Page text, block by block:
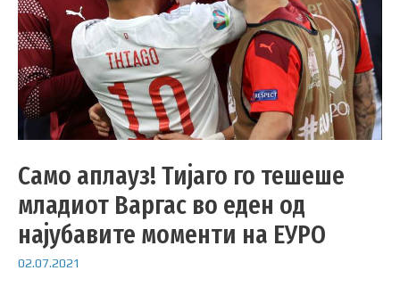
Само аплауз! Тијаго го тешеше
младиот Варгас во еден од
најубавите моменти на ЕУРО
02.07.2021